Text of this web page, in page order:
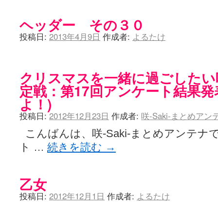
ヘッダー その３０
投稿日: 2013年4月9日 作成者: よるたけ
クリスマスを一緒に過ごした
定戦：第17回アンケート結果
よ！)
投稿日: 2012年12月23日 作成者: 咲-Saki-まとめアン
こんばんは、咲-Saki-まとめアンテナ
ト … 続きを読む →
乙女
投稿日: 2012年12月1日 作成者: よるたけ